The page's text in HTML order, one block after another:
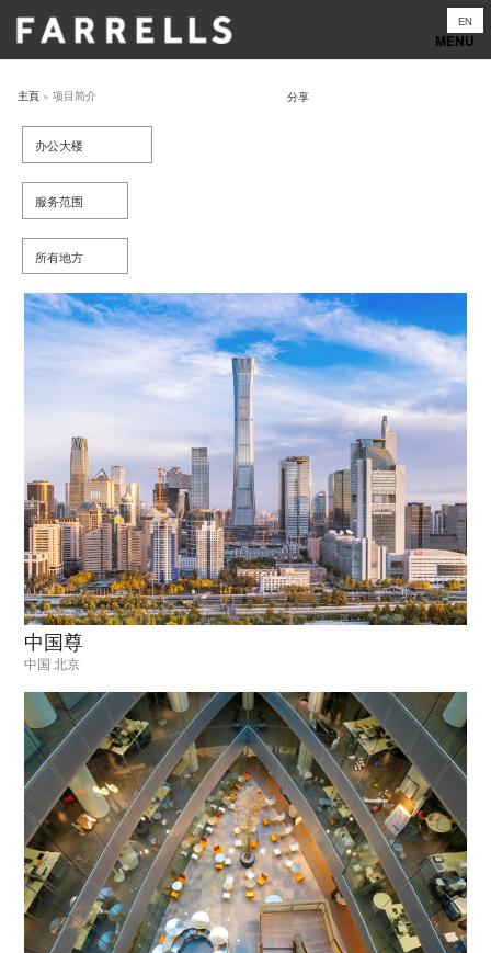
content
EN
主頁 » 项目简介 分享
中国尊
中国 北京